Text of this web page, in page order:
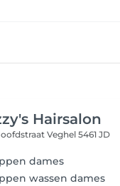
Hairsalon
Veghel 5461 JD
dames
wassen dames